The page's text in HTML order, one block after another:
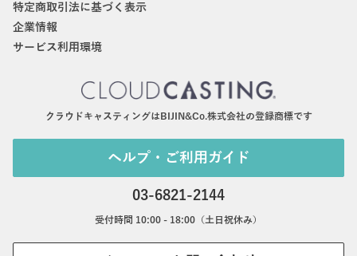
特定商取引法に基づく表示
企業情報
サービス利用環境
クラウドキャスティングはBIJIN&Co.株式会社の登録商標です
ヘルプ・ご利用ガイド
03-6821-2144
受付時間 10:00 - 18:00（土日祝休み）